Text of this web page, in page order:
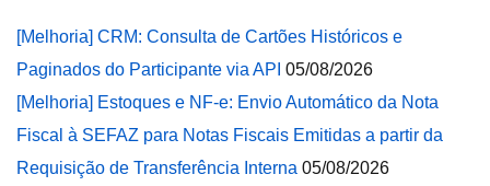
[Melhoria] CRM: Consulta de Cartões Históricos e
Paginados do Participante via API 05/08/2026
[Melhoria] Estoques e NF-e: Envio Automático da Nota
Fiscal à SEFAZ para Notas Fiscais Emitidas a partir da
Requisição de Transferência Interna 05/08/2026